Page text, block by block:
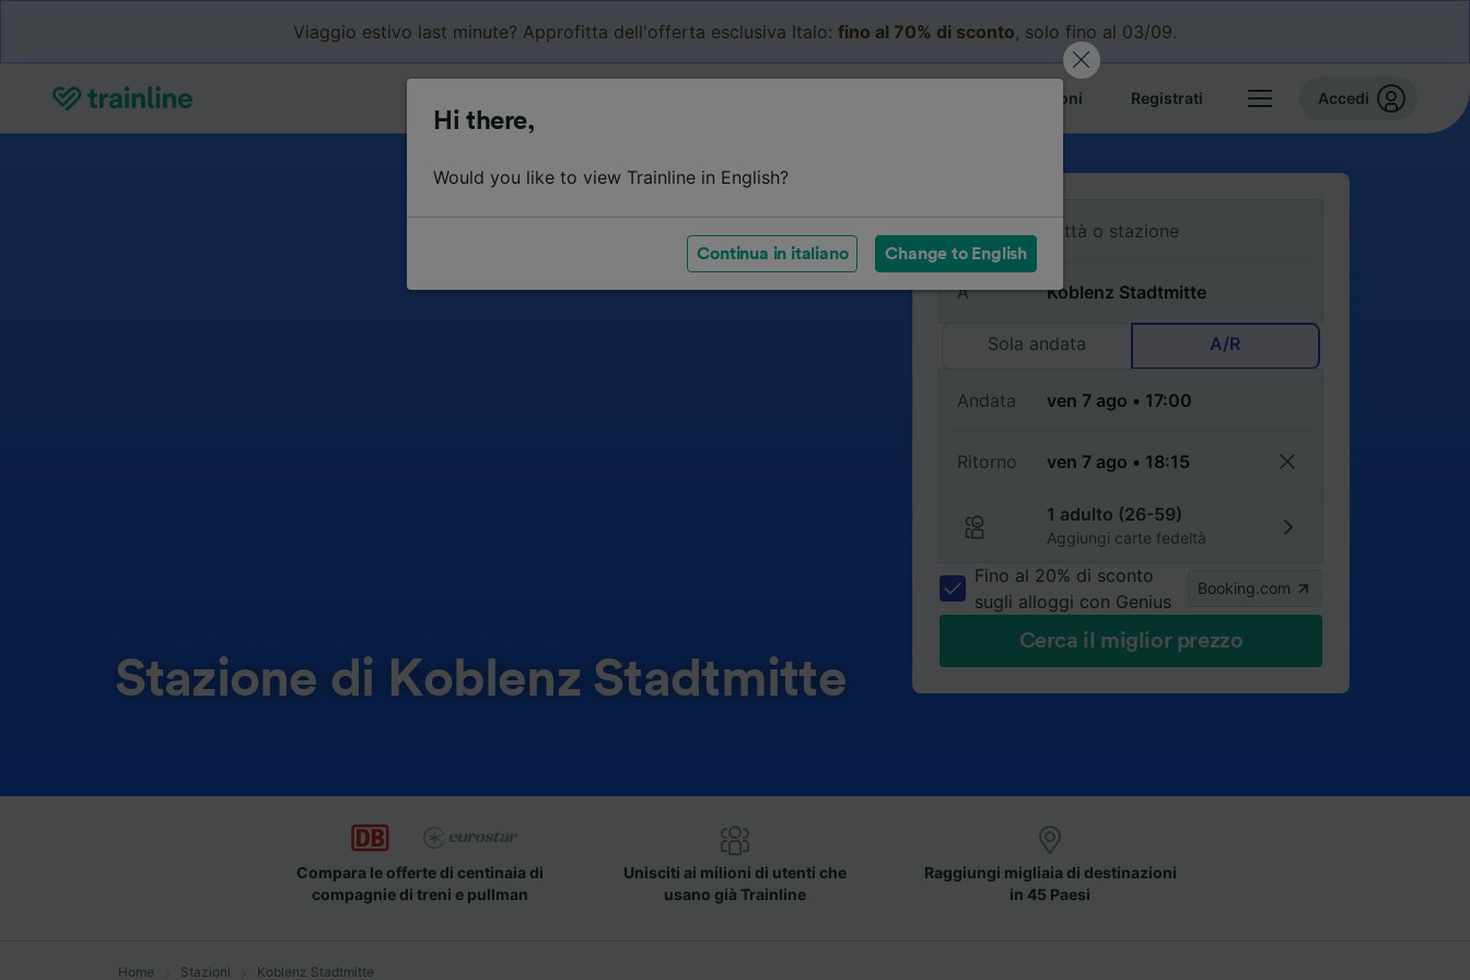
Viaggio estivo last minute? Approfitta dell'offerta esclusiva Italo: fino al 70% di sconto, solo fino al 03/09.
Le mie prenotazioni Registrati Accedi
Stazione di Koblenz Stadtmitte
Da
A
Sola andata A/R
Andata
Ritorno
1 adulto (26-59)
Aggiungi carte fedeltà
Fino al 20% di sconto
sugli alloggi con Genius
Booking.com
Cerca il miglior prezzo
Compara le offerte di centinaia di
compagnie di treni e pullman
Unisciti ai milioni di utenti che
usano già Trainline
Raggiungi migliaia di destinazioni
in 45 Paesi
Home Stazioni Koblenz Stadtmitte
Hi there,
Would you like to view Trainline in English?
Continua in italiano Change to English